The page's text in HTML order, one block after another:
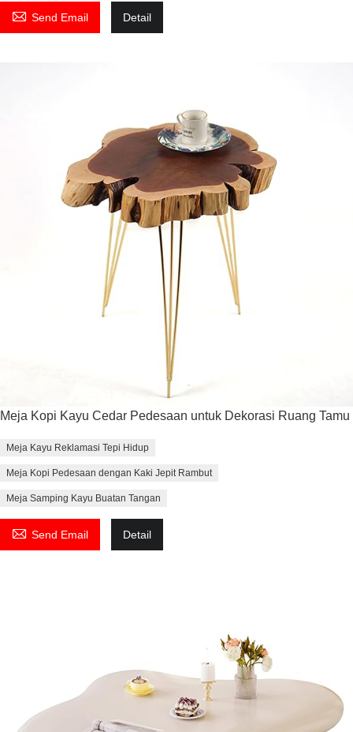
 Send Email Detail
Meja Kopi Kayu Cedar Pedesaan untuk Dekorasi Ruang Tamu
Meja Kayu Reklamasi Tepi Hidup
Meja Kopi Pedesaan dengan Kaki Jepit Rambut
Meja Samping Kayu Buatan Tangan
 Send Email Detail